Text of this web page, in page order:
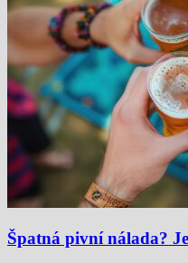
Špatná pivní nálada?